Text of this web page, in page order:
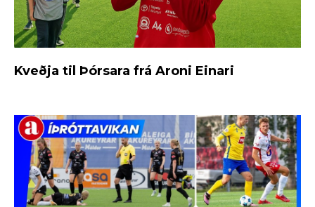
Kveðja til Þórsara frá Aroni Einari